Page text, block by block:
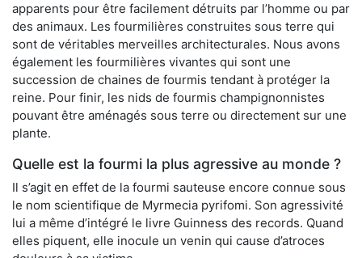
apparents pour être facilement détruits par l’homme ou par
des animaux. Les fourmilières construites sous terre qui
sont de véritables merveilles architecturales. Nous avons
également les fourmilières vivantes qui sont une
succession de chaines de fourmis tendant à protéger la
reine. Pour finir, les nids de fourmis champignonnistes
pouvant être aménagés sous terre ou directement sur une
plante.
Quelle est la fourmi la plus agressive au monde ?
Il s’agit en effet de la fourmi sauteuse encore connue sous
le nom scientifique de Myrmecia pyrifomi. Son agressivité
lui a même d’intégré le livre Guinness des records. Quand
elles piquent, elle inocule un venin qui cause d’atroces